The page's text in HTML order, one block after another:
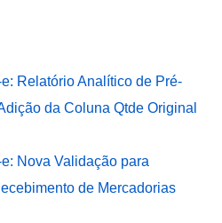
Relatório Analítico de Pré-
da Coluna Qtde Original
Nova Validação para
de Mercadorias